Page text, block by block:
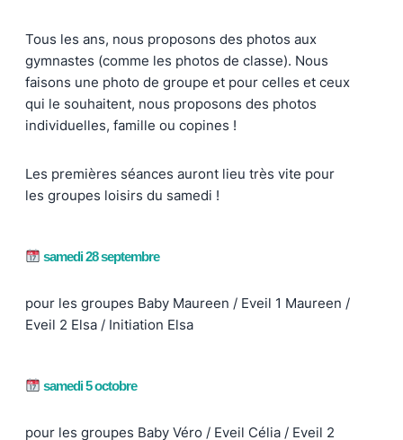
Tous les ans, nous proposons des photos aux
gymnastes (comme les photos de classe). Nous
faisons une photo de groupe et pour celles et ceux
qui le souhaitent, nous proposons des photos
individuelles, famille ou copines !
Les premières séances auront lieu très vite pour
les groupes loisirs du samedi !
samedi 28 septembre
pour les groupes Baby Maureen / Eveil 1 Maureen /
Eveil 2 Elsa / Initiation Elsa
samedi 5 octobre
pour les groupes Baby Véro / Eveil Célia / Eveil 2